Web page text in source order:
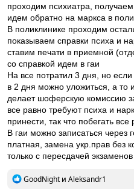
проходим психиатра,
идем обратно на маркса в
В поликлинике проходим
показываем справки психа и
ставим печати в приемной
со справкой идем в гаи
На все потратил 3 дня, но
в 2 дня можно уложиться, а то
делает шоферскую комиссию
все равно требуют психа и
принести, так что побегать все
В гаи можно записаться через
платная, замена укр.прав без
только с пересдачей экзаменов
Р
GoodNight и Aleksandr1